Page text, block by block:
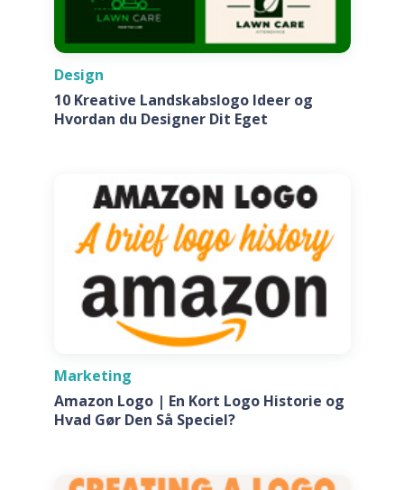
Design
10 Kreative Landskabslogo Ideer og
Hvordan du Designer Dit Eget
Marketing
Amazon Logo | En Kort Logo Historie og
Hvad Gør Den Så Speciel?